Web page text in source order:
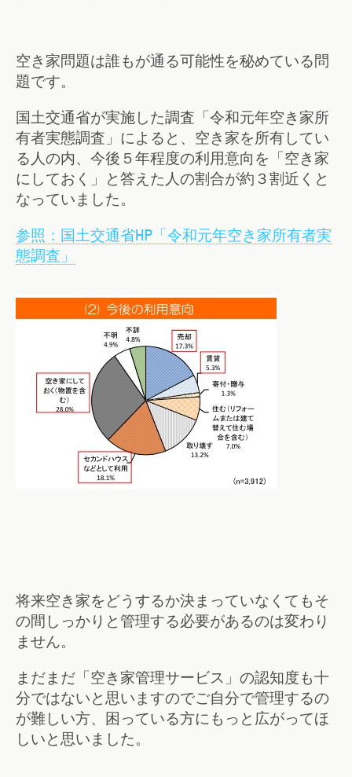
空き家問題は誰もが通る可能性を秘めている問
題です。
国土交通省が実施した調査「令和元年空き家所
有者実態調査」によると、空き家を所有してい
る人の内、今後５年程度の利用意向を「空き家
にしておく」と答えた人の割合が約３割近くと
なっていました。
参照：国土交通省HP「令和元年空き家所有者実
態調査」
将来空き家をどうするか決まっていなくてもそ
の間しっかりと管理する必要があるのは変わり
ません。
まだまだ「空き家管理サービス」の認知度も十
分ではないと思いますのでご自分で管理するの
が難しい方、困っている方にもっと広がってほ
しいと思いました。